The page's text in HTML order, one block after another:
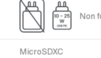
Non
MicroSDXC